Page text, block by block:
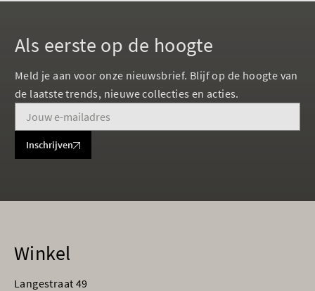
Als eerste op de hoogte
Meld je aan voor onze nieuwsbrief. Blijf op de hoogte van
de laatste trends, nieuwe collecties en acties.
Inschrijven
Winkel
Langestraat 49